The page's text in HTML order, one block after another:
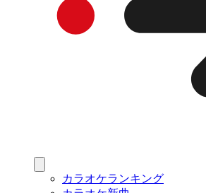
カラオケランキング